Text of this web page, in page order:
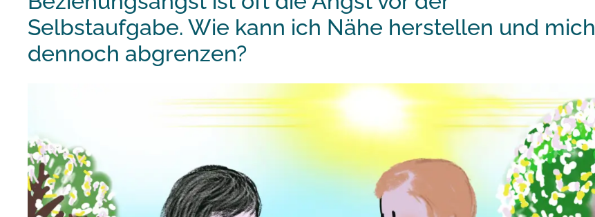
Selbstaufgabe. Wie kann ich Nähe herstellen und mich
dennoch abgrenzen?